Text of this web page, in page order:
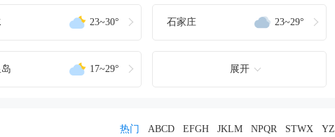
23~30° 石家庄 23~29°
17~29° 展开
热门 ABCD EFGH JKLM NPQR STWX YZ